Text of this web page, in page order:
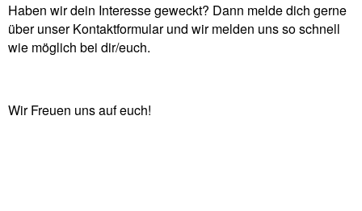
Haben wir dein Interesse geweckt? Dann melde dich gerne
über unser Kontaktformular und wir melden uns so schnell
wie möglich bei dir/euch.
Wir Freuen uns auf euch!